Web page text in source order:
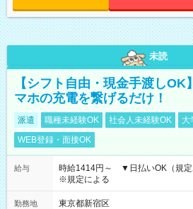
未読
【シフト自由・現金手渡し
マホの充電を繋げるだけ！
派遣 職種未経験OK 社会人未経験OK 大
WEB登録・面接OK
給与
時給1414円～ ▼日払いOK（規
※規定による
勤務地
東京都新宿区